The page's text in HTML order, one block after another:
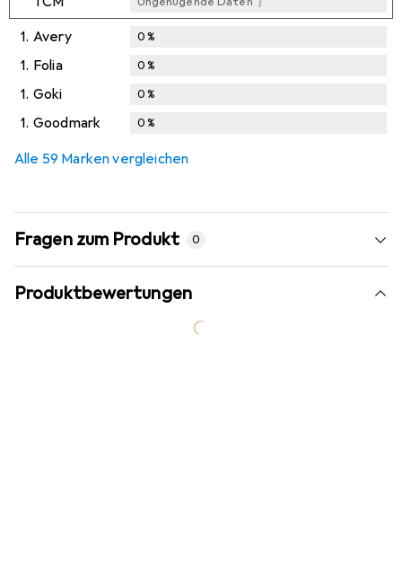
1. Avery 0%
1. Folia 0%
1. Goki 0%
1. Goodmark 0%
Alle 59 Marken vergleichen
Fragen zum Produkt 0
Produktbewertungen